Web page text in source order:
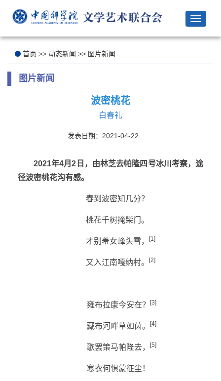
Toggle
首页 >> 动态新闻 >> 图片新闻
图片新闻
波密桃花
白春礼
发表日期：2021-04-22
2021年4月2日，由林芝去帕隆四号冰川考察，途
径波密桃花沟有感。
春到波密知几分？
桃花千树掩柴门。
才别羞女峰头雪， [1]
又入江南嘎纳村。 [2]
雍布拉康今安在？ [3]
藏布河畔草如茵。 [4]
歌罢策马帕隆去， [5]
寒衣何惧蒙征尘！